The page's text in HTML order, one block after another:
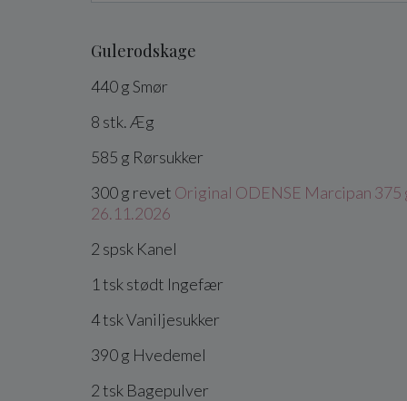
Gulerodskage
440gSmør
8 stk.Æg
585 g Rørsukker
300g revet Original ODENSE Marcipan 375
26.11.2026
2 spsk Kanel
1 tsk stødt Ingefær
4tskVaniljesukker
390g Hvedemel
2tsk Bagepulver